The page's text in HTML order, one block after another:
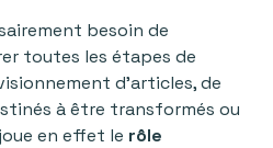
besoin de
toutes les étapes de
d’articles, de
à être transformés ou
en effet le rôle